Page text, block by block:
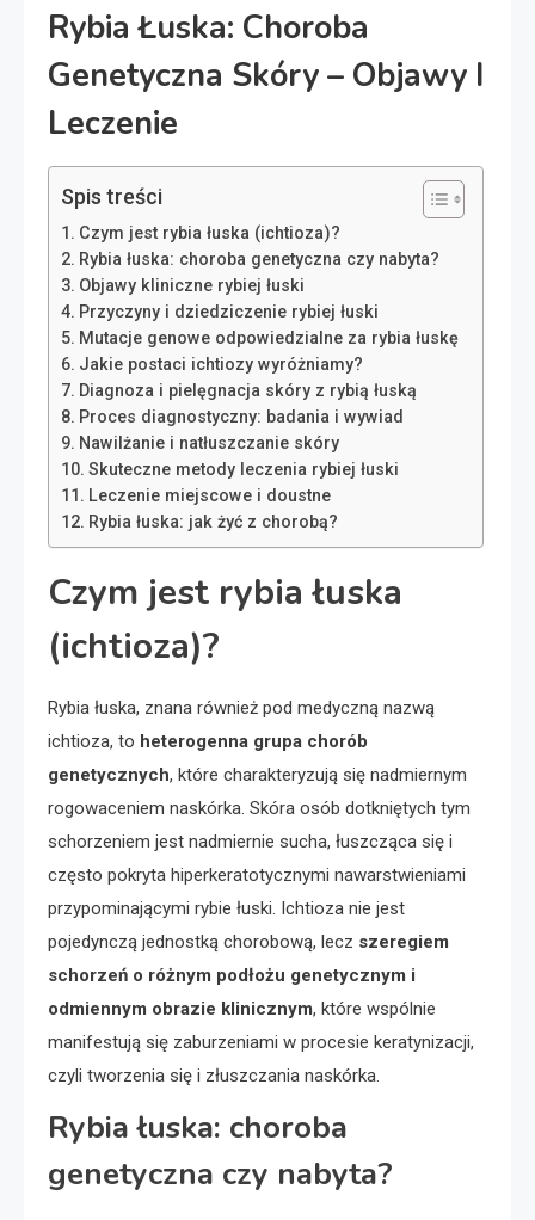
Rybia Łuska: Choroba
Genetyczna Skóry – Objawy I
Leczenie
Spis treści
Czym jest rybia łuska (ichtioza)?
Rybia łuska: choroba genetyczna czy nabyta?
Objawy kliniczne rybiej łuski
Przyczyny i dziedziczenie rybiej łuski
Mutacje genowe odpowiedzialne za rybia łuskę
Jakie postaci ichtiozy wyróżniamy?
Diagnoza i pielęgnacja skóry z rybią łuską
Proces diagnostyczny: badania i wywiad
Nawilżanie i natłuszczanie skóry
Skuteczne metody leczenia rybiej łuski
Leczenie miejscowe i doustne
Rybia łuska: jak żyć z chorobą?
Czym jest rybia łuska
(ichtioza)?
Rybia łuska, znana również pod medyczną nazwą
ichtioza, to heterogenna grupa chorób
genetycznych, które charakteryzują się nadmiernym
rogowaceniem naskórka. Skóra osób dotkniętych tym
schorzeniem jest nadmiernie sucha, łuszcząca się i
często pokryta hiperkeratotycznymi nawarstwieniami
przypominającymi rybie łuski. Ichtioza nie jest
pojedynczą jednostką chorobową, lecz szeregiem
schorzeń o różnym podłożu genetycznym i
odmiennym obrazie klinicznym, które wspólnie
manifestują się zaburzeniami w procesie keratynizacji,
czyli tworzenia się i złuszczania naskórka.
Rybia łuska: choroba
genetyczna czy nabyta?